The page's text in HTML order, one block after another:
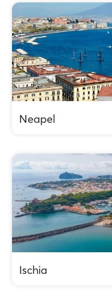
Neapel
Ischia